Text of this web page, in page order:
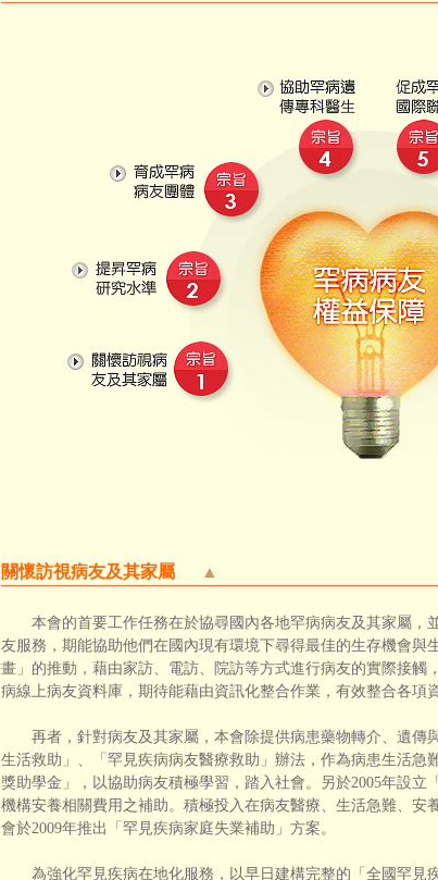
關懷訪視病友及其家屬 ▲
本會的首要工作任務在於協尋國內各地罕病病友及其家屬，
友服務，期能協助他們在國內現有環境下尋得最佳的生存機會
畫」的推動，藉由家訪、電訪、院訪等方式進行病友的實際接
病線上病友資料庫，期待能藉由資訊化整合作業，有效整合各項
再者，針對病友及其家屬，本會除提供病患藥物轉介、遺傳
生活救助」、「罕見疾病病友醫療救助」辦法，作為病患生活急
獎助學金」，以協助病友積極學習，踏入社會。另於2005年設
機構安養相關費用之補助。積極投入在病友醫療、生活急難、安
會於2009年推出「罕見疾病家庭失業補助」方案。
為強化罕見疾病在地化服務，以早日建構完整的「全國罕見